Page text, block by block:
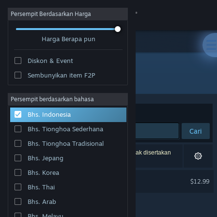
Login
Tentang
Bantuan
Ubah bahasa
Dapatkan Aplikasi Seluler Steam
Lihat situs web desktop
Persempit Berdasarkan Harga
Harga Berapa pun
Diskon & Event
Sembunyikan item F2P
Persempit berdasarkan bahasa
Bhs. Indonesia
Bhs. Tionghoa Sederhana
Bhs. Tionghoa Tradisional
Bhs. Jepang
Bhs. Korea
Bhs. Thai
Bhs. Arab
Pengembang: Brimstone
Berdasarkan Relevansi
Cari
1 hasil cocok dengan pencarianmu. 4 produk tidak disertakan
berdasarkan preferensimu.
$12.99